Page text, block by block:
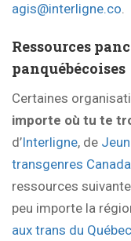
agis@interligne.co.
Ressources
panquébécoises
Certaines
importe où tu te
d’Interligne, de
transgenres Canada
ressources
peu importe la
aux trans du Québec